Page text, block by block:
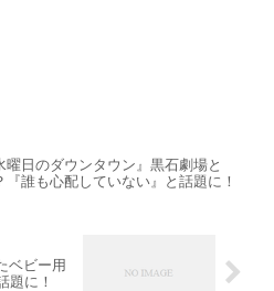
曜日のダウンタウン』黒石劇場と
『誰も心配していない』と話題に！
ベビー用
題に！